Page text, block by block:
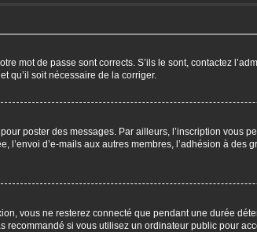
mot de passe sont corrects. S’ils le sont, contactez
qu’il soit nécessaire de la corriger.
poster des messages. Par ailleurs, l’inscription vous
d’e-mails aux autres membres, l’adhésion à des
vous ne resterez connecté que pendant une durée
si vous utilisez un ordinateur public pour